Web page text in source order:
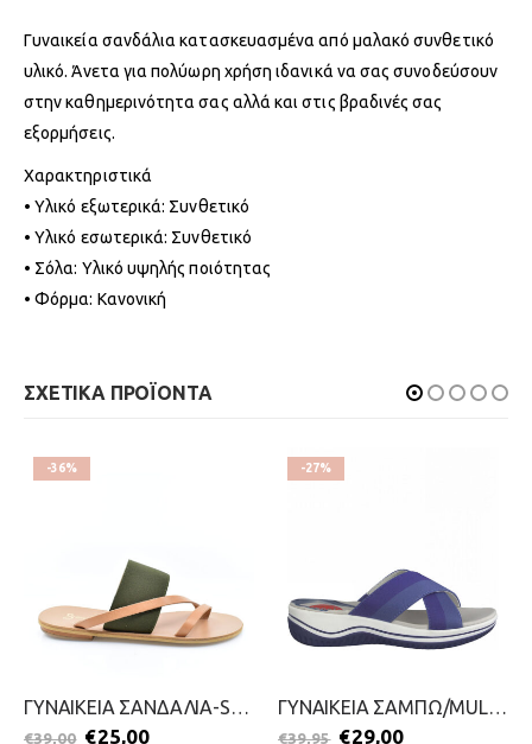
Γυναικεία σανδάλια κατασκευασμένα από μαλακό συνθετικό
υλικό. Άνετα για πολύωρη χρήση ιδανικά να σας συνοδεύσουν
στην καθημερινότητα σας αλλά και στις βραδινές σας
εξορμήσεις.
Χαρακτηριστικά
• Υλικό εξωτερικά: Συνθετικό
• Υλικό εσωτερικά: Συνθετικό
• Σόλα: Υλικό υψηλής ποιότητας
• Φόρμα: Κανονική
ΣΧΕΤΙΚΑ ΠΡΟΪΟΝΤΑ
-36%
ΓΥΝΑΙΚΕΙΑ ΣΑΝΔΑΛΙΑ-SANDIA-2099-0955-ΠΡΑΣΙΝΟ
€39,00 €25,00
-27%
ΓΥΝΑΙΚΕΙΑ ΣΑΜΠΩ/MULES-JANA-2199-0046-ΜΠΛΕ
€39,95 €29,00